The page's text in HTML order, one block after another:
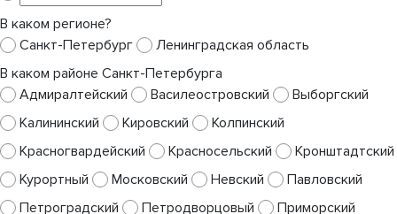
В каком регионе?
Санкт-Петербург
Ленинградская область
В каком районе Санкт-Петербурга
Адмиралтейский
Василеостровский
Выборгский
Калининский
Кировский
Колпинский
Красногвардейский
Красносельский
Кронштадтский
Курортный
Московский Невский
Павловский
Петроградский
Петродворцовый
Приморский